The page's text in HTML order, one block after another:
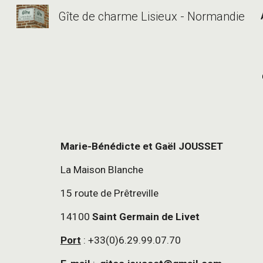
Gîte de charme Lisieux - Normandie
Marie-Bénédicte et Gaël JOUSSET
La Maison Blanche
15 route de Prêtreville
14100 Saint Germain de Livet
Port : +33(0)6.29.99.07.70